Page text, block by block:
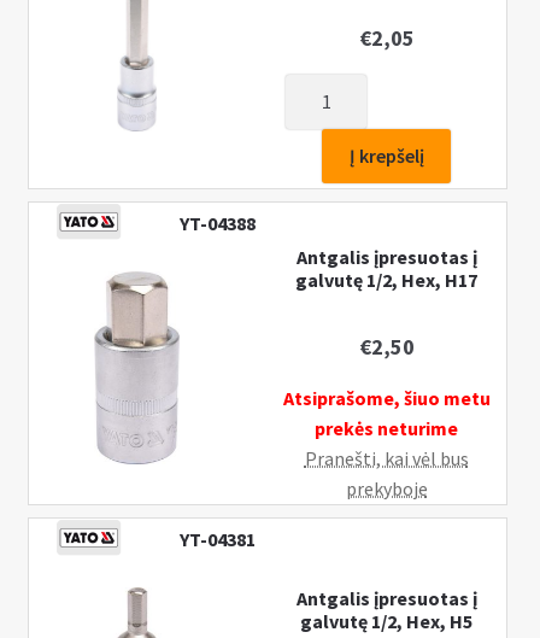
€2,05
Antgalis
įpresuotas
į
1/2,
Į krepšelį
YT-04388
Antgalis įpresuotas į
galvutę 1/2, Hex, H17
€2,50
Atsiprašome, šiuo metu
prekės neturime
Pranešti, kai vėl bus
prekyboje
YT-04381
Antgalis įpresuotas į
galvutę 1/2, Hex, H5